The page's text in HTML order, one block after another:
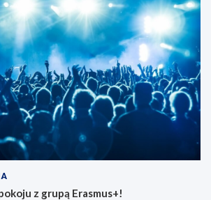
z grupą Erasmus+!